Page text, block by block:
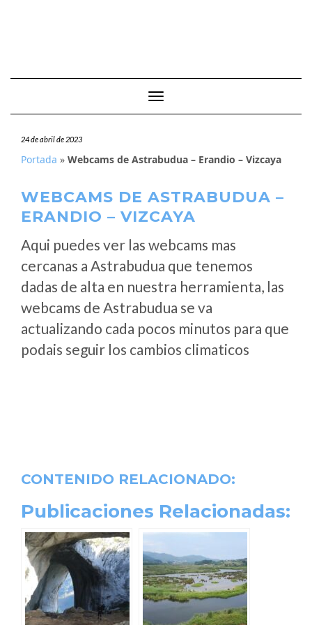
Cambiar modo de navegación
24 de abril de 2023
Portada » Webcams de Astrabudua – Erandio – Vizcaya
WEBCAMS DE ASTRABUDUA –
ERANDIO – VIZCAYA
Aqui puedes ver las webcams mas
cercanas a Astrabudua que tenemos
dadas de alta en nuestra herramienta, las
webcams de Astrabudua se va
actualizando cada pocos minutos para que
podais seguir los cambios climaticos
CONTENIDO RELACIONADO:
Publicaciones Relacionadas: